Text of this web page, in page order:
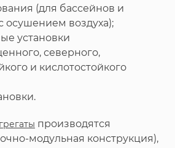
(для бассейнов и
осушением воздуха);
установки
северного,
и кислотостойкого
производятся
модульная конструкция),